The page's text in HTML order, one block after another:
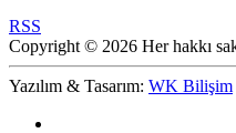
RSS
Copyright © 2026 Her hakkı
Yazılım & Tasarım: WK Bilişim